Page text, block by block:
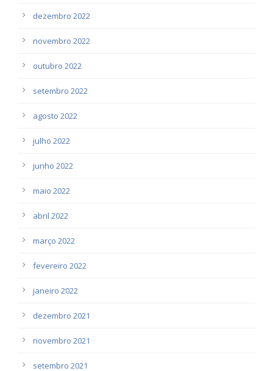
dezembro 2022
novembro 2022
outubro 2022
setembro 2022
agosto 2022
julho 2022
junho 2022
maio 2022
abril 2022
março 2022
fevereiro 2022
janeiro 2022
dezembro 2021
novembro 2021
setembro 2021